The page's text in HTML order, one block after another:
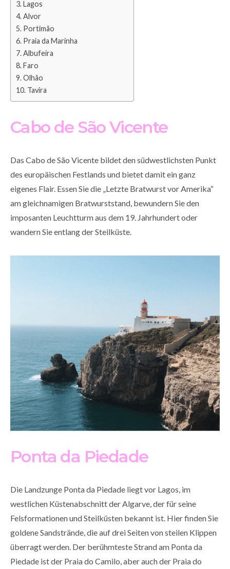
Lagos
Alvor
Portimão
Praia da Marinha
Albufeira
Faro
Olhão
Tavira
Cabo de São Vicente
Das Cabo de São Vicente bildet den südwestlichsten Punkt
des europäischen Festlands und bietet damit ein ganz
eigenes Flair. Essen Sie die „Letzte Bratwurst vor Amerika“
am gleichnamigen Bratwurststand, bewundern Sie den
imposanten Leuchtturm aus dem 19. Jahrhundert oder
wandern Sie entlang der Steilküste.
Ponta da Piedade
Die Landzunge Ponta da Piedade liegt vor Lagos, im
westlichen Küstenabschnitt der Algarve, der für seine
Felsformationen und Steilküsten bekannt ist. Hier finden Sie
goldene Sandstrände, die auf drei Seiten von steilen Klippen
überragt werden. Der berühmteste Strand am Ponta da
Piedade ist der Praia do Camilo, aber auch der Praia do